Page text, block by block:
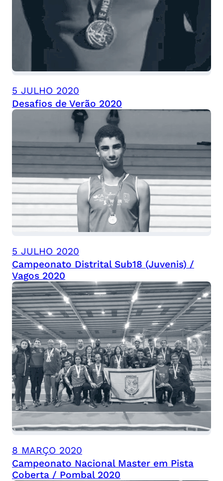
5 JULHO 2020
Desafios de Verão 2020
5 JULHO 2020
Campeonato Distrital Sub18 (Juvenis) /
Vagos 2020
8 MARÇO 2020
Campeonato Nacional Master em Pista
Coberta / Pombal 2020